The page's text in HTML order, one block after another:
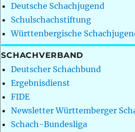
Deutsche Schachjugend
Schulschachstiftung
Württenbergische
SCHACHVERBAND
Deutscher Schachbund
Ergebnisdienst
FIDE
Newsletter Württemberger
Schach-Bundesliga